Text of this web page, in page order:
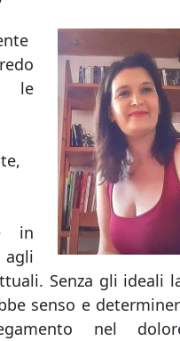
in
agli
Senza gli ideali
senso e
nel